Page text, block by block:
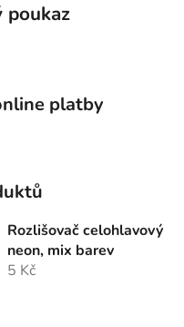
poukaz
platby
Rozlišovač celohlavový
neon, mix barev
5 Kč